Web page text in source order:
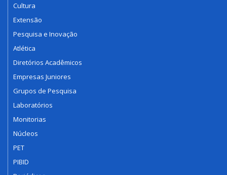
Cultura
Extensão
Pesquisa e Inovação
Atlética
Diretórios Acadêmicos
Empresas Juniores
Grupos de Pesquisa
Laboratórios
Monitorias
Núcleos
PET
PIBID